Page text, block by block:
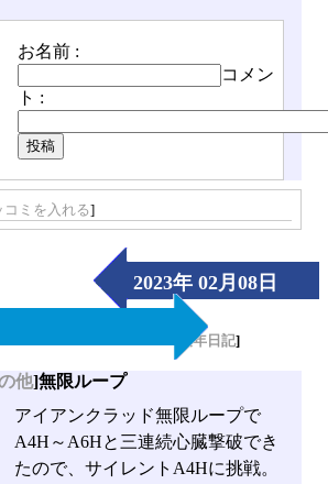
お名前 :
コメン
ト :
コミを入れる]
2023年 02月08日
（Wed）
長年日記]
他]無限ループ
アイアンクラッド無限ループで
A4H～A6Hと三連続心臓撃破でき
たので、サイレントA4Hに挑戦。